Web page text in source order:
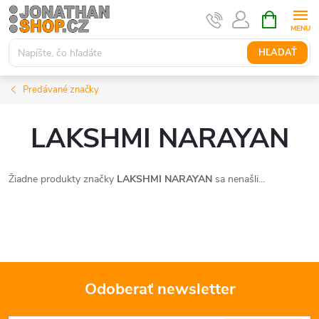
Prejsť
na
obsah
HĽADAŤ
KOŠÍK
Predávané značky
LAKSHMI NARAYAN
Žiadne produkty značky LAKSHMI NARAYAN sa nenašli...
Odoberať newsletter